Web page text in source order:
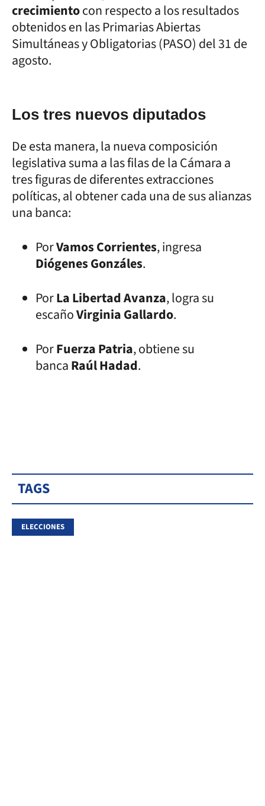
crecimientocon respecto a los resultados
obtenidos en las Primarias Abiertas
Simultáneas y Obligatorias (PASO) del 31 de
agosto.
Los tres nuevos diputados
De esta manera, la nueva composición
legislativa suma a las filas de la Cámara a
tres figuras de diferentes extracciones
políticas, al obtener cada una de sus alianzas
una banca:
PorVamos Corrientes, ingresa
Diógenes Gonzáles.
PorLa Libertad Avanza, logra su
escañoVirginia Gallardo.
PorFuerza Patria, obtiene su
bancaRaúl Hadad.
TAGS
ELECCIONES